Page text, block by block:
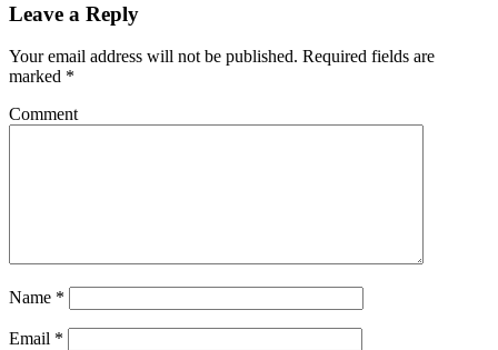
Leave a Reply
Your email address will not be published. Required fields are
marked *
Comment
Name *
Email *